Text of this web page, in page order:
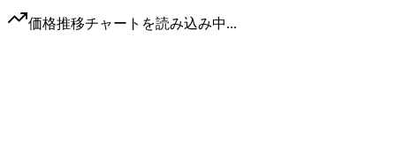
価格推移チャートを読み込み中...